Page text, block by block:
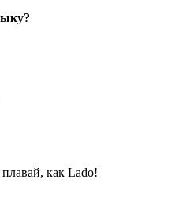
как Lado!